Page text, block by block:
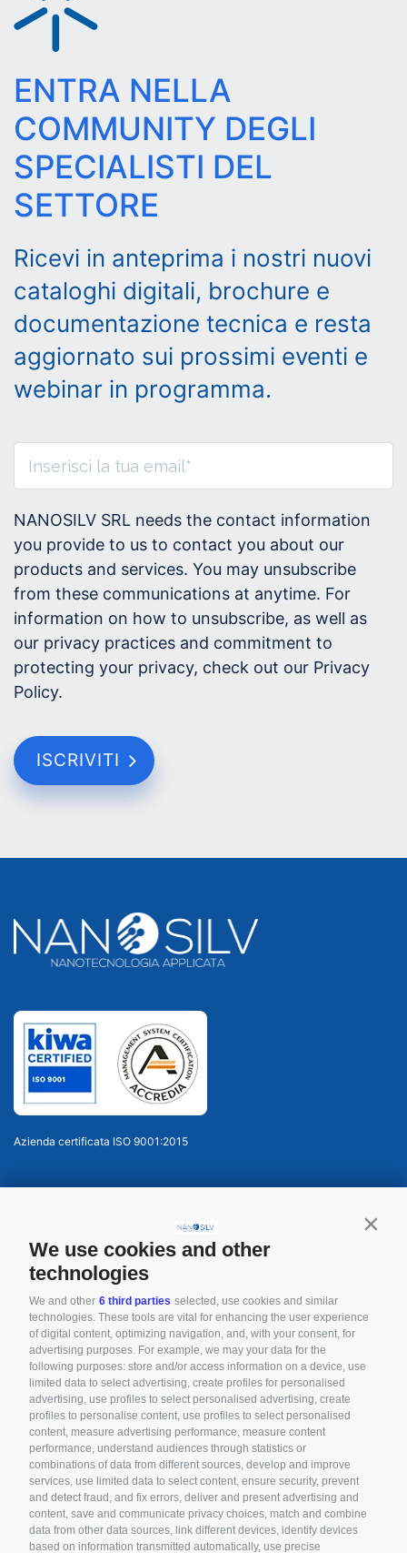
We use cookies and other
technologies
We and other 6 third parties selected, use cookies and similar
technologies. These tools are vital for enhancing the user experience
of digital content, optimizing navigation, and, with your consent, for
advertising purposes. For example, we may your data for the
following purposes: store and/or access information on a device, use
limited data to select advertising, create profiles for personalised
advertising, use profiles to select personalised advertising, create
profiles to personalise content, use profiles to select personalised
content, measure advertising performance, measure content
performance, understand audiences through statistics or
combinations of data from different sources, develop and improve
services, use limited data to select content, ensure security, prevent
and detect fraud, and fix errors, deliver and present advertising and
content, save and communicate privacy choices, match and combine
data from other data sources, link different devices, identify devices
based on information transmitted automatically, use precise
ENTRA NELLA
COMMUNITY DEGLI
SPECIALISTI DEL
SETTORE
Ricevi in anteprima i nostri nuovi
cataloghi digitali, brochure e
documentazione tecnica e resta
aggiornato sui prossimi eventi e
webinar in programma.
NANOSILV SRL needs the contact information
you provide to us to contact you about our
products and services. You may unsubscribe
from these communications at anytime. For
information on how to unsubscribe, as well as
our privacy practices and commitment to
protecting your privacy, check out our Privacy
Policy.
Azienda certificata ISO 9001:2015
produzione di materiali nanotecnologici per la
protezione delle superfici, negli ultimi anni si è
focalizzata nei sistemi a basso-spessore per
l’efficientamento energetico.
ROVIGO
Viale della Cooperazione, 3
45100 Rovigo - Italy
PALERMO
Via Marchese di Villabianca, 3
90143 Palermo - Italy